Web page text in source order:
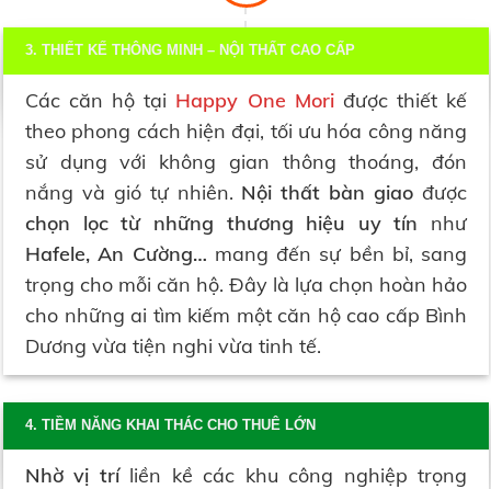
3. THIẾT KẾ THÔNG MINH – NỘI THẤT CAO CẤP
Các căn hộ tại Happy One Moriđược thiết kế
theo phong cách hiện đại, tối ưu hóa công năng
sử dụng với không gian thông thoáng, đón
nắng và gió tự nhiên. Nội thất bàn giao được
chọn lọc từ những thương hiệu uy tín như
Hafele, An Cường… mang đến sự bền bỉ, sang
trọng cho mỗi căn hộ. Đây là lựa chọn hoàn hảo
cho những ai tìm kiếm một căn hộ cao cấp Bình
Dương vừa tiện nghi vừa tinh tế.
4. TIỀM NĂNG KHAI THÁC CHO THUÊ LỚN
Nhờ vị tríliền kề các khu công nghiệp trọng